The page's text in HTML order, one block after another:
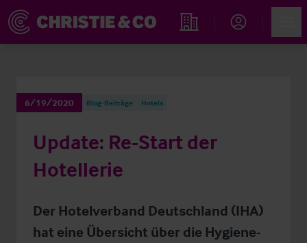
Immobiliensuche
6/19/2020 Blog-Beiträge Hotels
Update: Re-Start der
Hotellerie
Der Hotelverband Deutschland (IHA)
hat eine Übersicht über die Hygiene-